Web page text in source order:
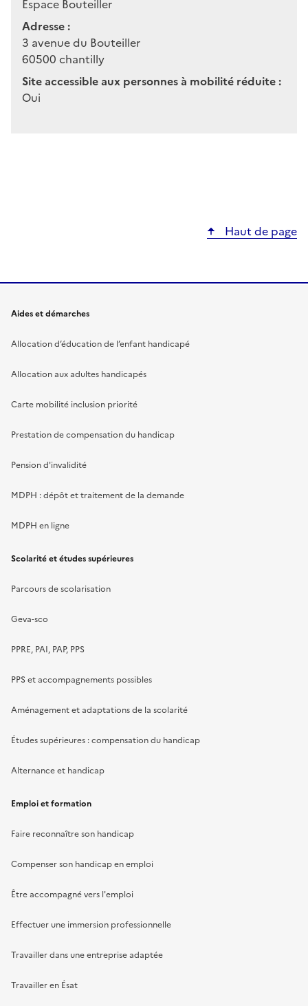
Espace Bouteiller
Adresse :
3 avenue du Bouteiller
60500 chantilly
Site accessible aux personnes à mobilité réduite :
Oui
Haut de page
Aides et démarches
Allocation d’éducation de l’enfant handicapé
Allocation aux adultes handicapés
Carte mobilité inclusion priorité
Prestation de compensation du handicap
Pension d'invalidité
MDPH : dépôt et traitement de la demande
MDPH en ligne
Scolarité et études supérieures
Parcours de scolarisation
Geva-sco
PPRE, PAI, PAP, PPS
PPS et accompagnements possibles
Aménagement et adaptations de la scolarité
Études supérieures : compensation du handicap
Alternance et handicap
Emploi et formation
Faire reconnaître son handicap
Compenser son handicap en emploi
Être accompagné vers l'emploi
Effectuer une immersion professionnelle
Travailler dans une entreprise adaptée
Travailler en Ésat